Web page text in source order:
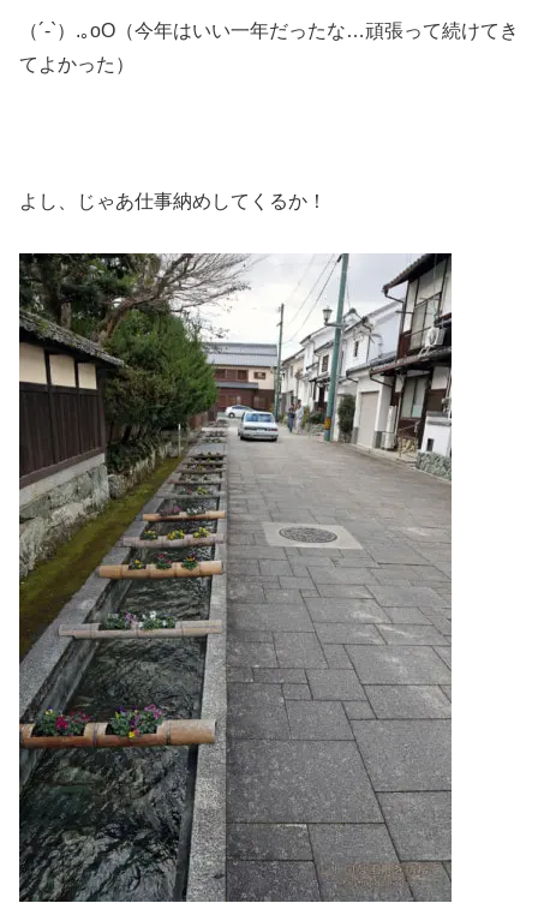
（´-`）.｡oO（今年はいい一年だったな…頑張って続けてき
てよかった）
よし、じゃあ仕事納めしてくるか！